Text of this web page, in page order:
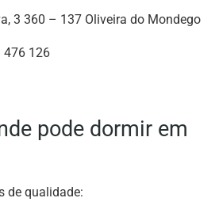
3 360 – 137 Oliveira do Mondego
476 126
pode dormir em
de qualidade: